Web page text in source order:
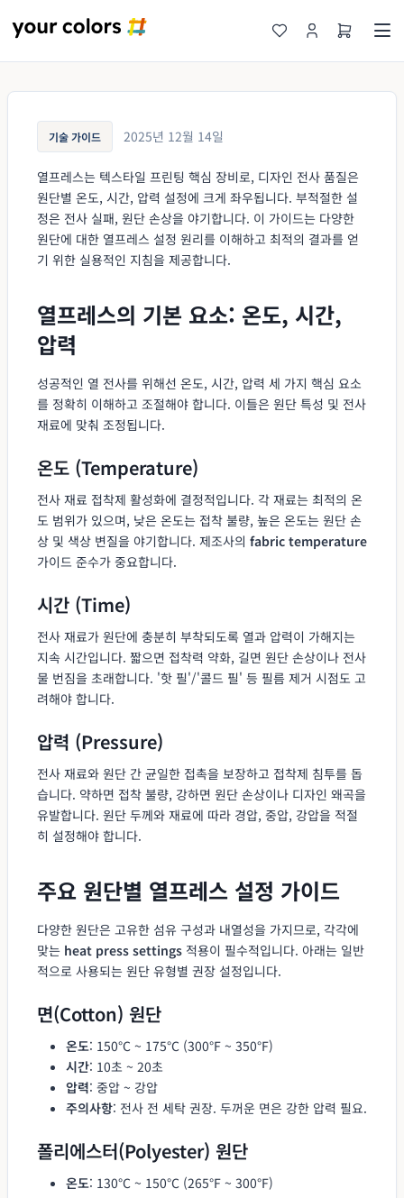
기술 가이드 2025년 12월 14일
열프레스는 텍스타일 프린팅 핵심 장비로, 디자인 전사 품질은
원단별 온도, 시간, 압력 설정에 크게 좌우됩니다. 부적절한 설
정은 전사 실패, 원단 손상을 야기합니다. 이 가이드는 다양한
원단에 대한 열프레스 설정 원리를 이해하고 최적의 결과를 얻
기 위한 실용적인 지침을 제공합니다.
열프레스의 기본 요소: 온도, 시간,
압력
성공적인 열 전사를 위해선 온도, 시간, 압력 세 가지 핵심 요소
를 정확히 이해하고 조절해야 합니다. 이들은 원단 특성 및 전사
재료에 맞춰 조정됩니다.
온도 (Temperature)
전사 재료 접착제 활성화에 결정적입니다. 각 재료는 최적의 온
도 범위가 있으며, 낮은 온도는 접착 불량, 높은 온도는 원단 손
상 및 색상 변질을 야기합니다. 제조사의 fabric temperature
가이드 준수가 중요합니다.
시간 (Time)
전사 재료가 원단에 충분히 부착되도록 열과 압력이 가해지는
지속 시간입니다. 짧으면 접착력 약화, 길면 원단 손상이나 전사
물 번짐을 초래합니다. '핫 필'/'콜드 필' 등 필름 제거 시점도 고
려해야 합니다.
압력 (Pressure)
전사 재료와 원단 간 균일한 접촉을 보장하고 접착제 침투를 돕
습니다. 약하면 접착 불량, 강하면 원단 손상이나 디자인 왜곡을
유발합니다. 원단 두께와 재료에 따라 경압, 중압, 강압을 적절
히 설정해야 합니다.
주요 원단별 열프레스 설정 가이드
다양한 원단은 고유한 섬유 구성과 내열성을 가지므로, 각각에
맞는 heat press settings 적용이 필수적입니다. 아래는 일반
적으로 사용되는 원단 유형별 권장 설정입니다.
면(Cotton) 원단
온도: 150°C ~ 175°C (300°F ~ 350°F)
시간: 10초 ~ 20초
압력: 중압 ~ 강압
주의사항: 전사 전 세탁 권장. 두꺼운 면은 강한 압력 필요.
폴리에스터(Polyester) 원단
온도: 130°C ~ 150°C (265°F ~ 300°F)